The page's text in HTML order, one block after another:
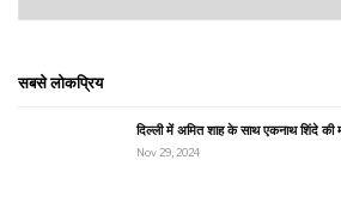
सबसे लोकप्रिय
दिल्ली में अमित शाह के साथ एकनाथ शिंदे
Nov 29, 2024